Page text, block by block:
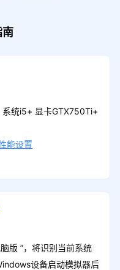
南
统i5+ 显卡GTX750Ti+
能设置
版 ”，将识别当前系统
设备启动模拟器后